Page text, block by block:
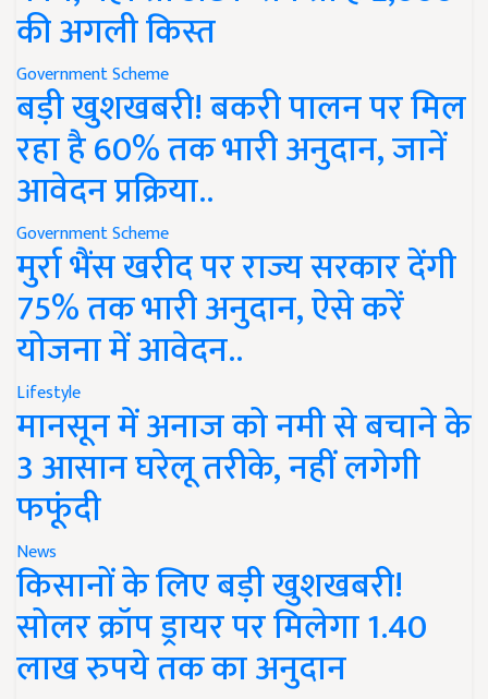
की अगली किस्त
Government Scheme
बड़ी खुशखबरी! बकरी पालन पर मिल
रहा है 60% तक भारी अनुदान, जानें
आवेदन प्रक्रिया..
Government Scheme
मुर्रा भैंस खरीद पर राज्य सरकार देंगी
75% तक भारी अनुदान, ऐसे करें
योजना में आवेदन..
Lifestyle
मानसून में अनाज को नमी से बचाने के
3 आसान घरेलू तरीके, नहीं लगेगी
फफूंदी
News
किसानों के लिए बड़ी खुशखबरी!
सोलर क्रॉप ड्रायर पर मिलेगा 1.40
लाख रुपये तक का अनुदान